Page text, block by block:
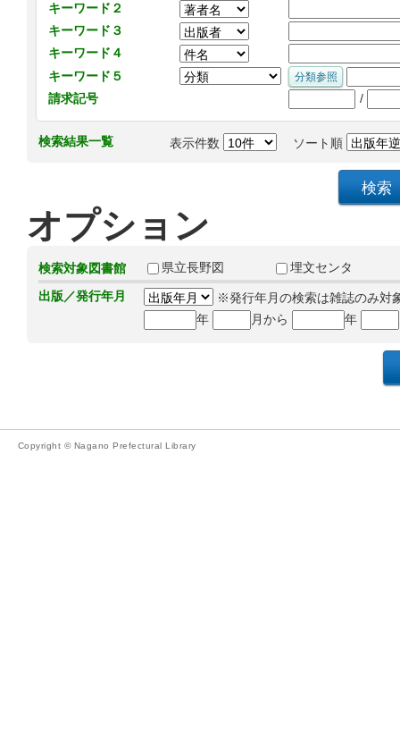
キーワード２
キーワード３
キーワード４
キーワード５
請求記号
/
検索結果一覧 表示件数 ソート順
オプション
検索対象図書館 県立長野図
埋文センタ
出版／発行年月
※発行年月の検索は雑誌のみ対
年
月から 年
Copyright © Nagano Prefectural Library